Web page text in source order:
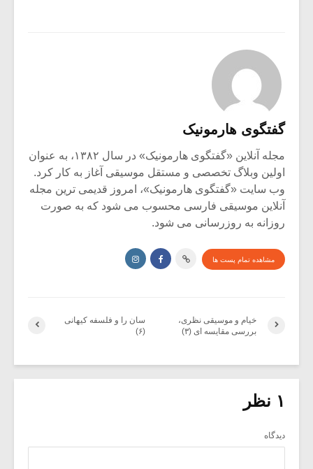
گفتگوی هارمونیک
مجله آنلاین «گفتگوی هارمونیک» در سال ۱۳۸۲، به عنوان
اولین وبلاگ تخصصی و مستقل موسیقی آغاز به کار کرد.
وب سایت «گفتگوی هارمونیک»، امروز قدیمی ترین مجله
آنلاین موسیقی فارسی محسوب می شود که به صورت
روزانه به روزرسانی می شود.
مشاهده تمام پست ها
سان را و فلسفه کیهانی
(۶)
خیام و موسیقی نظری،
بررسی مقایسه ای (۳)
۱ نظر
دیدگاه